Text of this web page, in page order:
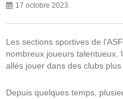
17 octobre 2023
Les sections sportives de
nombreux joueurs talentueux.
allés jouer dans des clubs plus
Depuis quelques temps,